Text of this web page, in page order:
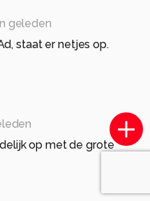
geleden
staat er netjes op.
op met de grote